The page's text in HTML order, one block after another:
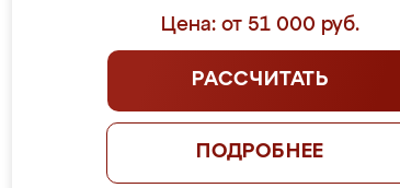
Цена: от 51 000 руб.
РАССЧИТАТЬ
ПОДРОБНЕЕ